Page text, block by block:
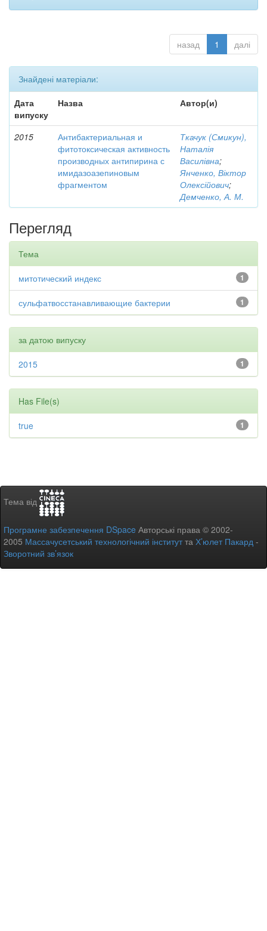
назад 1 далі
Знайдені матеріали:
Дата
випуску
Назва Автор(и)
2015
Антибактериальная и
фитотоксическая активность
производных антипирина с
имидазоазепиновым
фрагментом
Ткачук (Смикун),
Наталія
Василівна;
Янченко, Віктор
Олексійович;
Демченко, А. М.
Перегляд
Тема
1
митотический индекс
1
сульфатвосстанавливающие бактерии
за датою випуску
1
2015
Has File(s)
1
true
Тема від
Програмне забезпечення DSpace Авторські права © 2002-
2005 Массачусетський технологічний інститутта Х’юлет Пакард -
Зворотний зв’язок